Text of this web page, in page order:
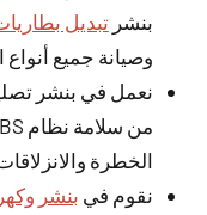
بنشرتبديل
وصيانة جميع أنواع
نعمل في بنشر
الخطرة
نقوم في بنشر